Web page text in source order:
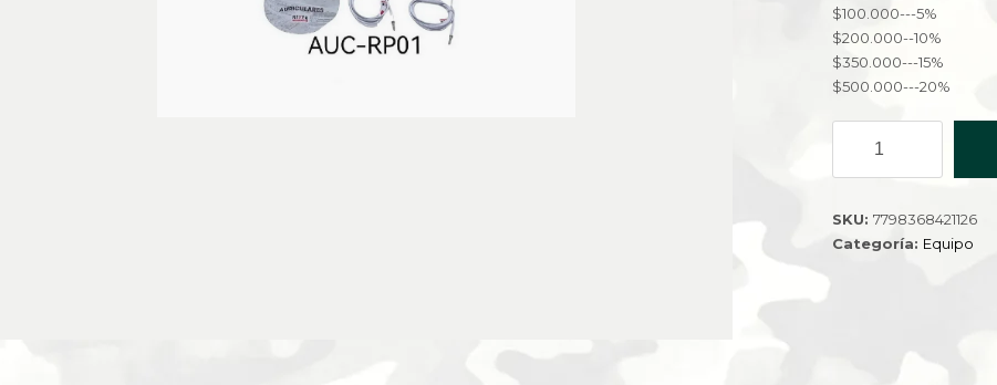
$100.000---5%
$200.000--10%
$350.000---15%
$500.000---20%
RIVER
AUC-
600
cantidad
SKU: 7798368421126
Categoría: Equipo